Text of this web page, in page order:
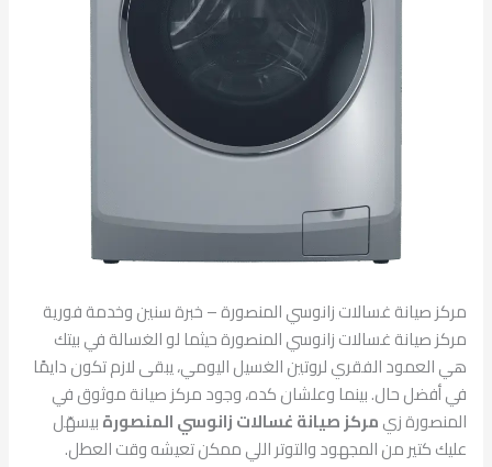
مركز صيانة غسالات زانوسي المنصورة – خبرة سنين وخدمة فورية
مركز صيانة غسالات زانوسي المنصورة حيثما لو الغسالة في بيتك
هي العمود الفقري لروتين الغسيل اليومي، يبقى لازم تكون دايمًا
في أفضل حال. بينما وعلشان كده، وجود مركز صيانة موثوق في
المنصورة زيمركز صيانة غسالات زانوسي المنصورةبيسهّل
عليك كتير من المجهود والتوتر اللي ممكن تعيشه وقت العطل.